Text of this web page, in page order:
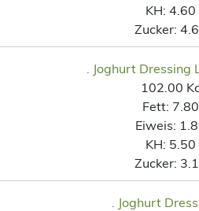
KH: 4.60
Zucker:
. Joghurt
102.00
Fett:
Eiweis:
KH: 5.50
Zucker:
. Joghurt